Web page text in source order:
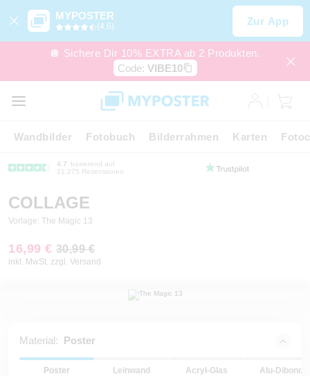
MYPOSTER
(4,6) Zur App
🪩 Sichere Dir 10% EXTRA ab 2 Produkten.
Code: VIBE10
Wandbilder Fotobuch Bilderrahmen Karten
4.7
basierend auf
21.275 Rezensionen
COLLAGE
Vorlage: The Magic 13
16,99 € 30,99 €
inkl. MwSt. zzgl. Versand
Material: Poster
Poster Leinwand Acryl-Glas Alu-Dibond